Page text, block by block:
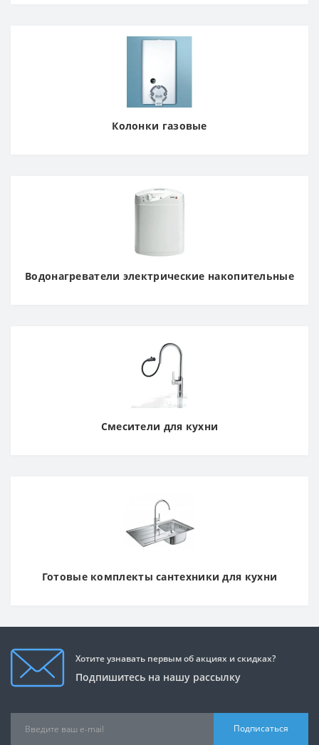
Колонки газовые
Водонагреватели электрические накопительные
Смесители для кухни
Готовые комплекты сантехники для кухни
Хотите узнавать первым об акциях и скидках?
Подпишитесь на нашу рассылку
Подписаться